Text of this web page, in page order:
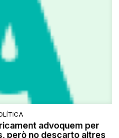
advoquem per
però no descarto altres